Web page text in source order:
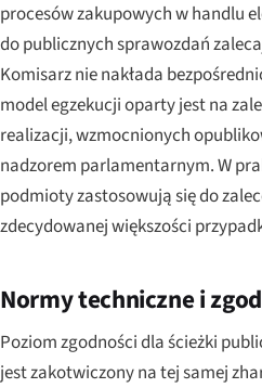
procesów zakupowych w handlu
do publicznych sprawozdań
Komisarz nie nakłada
model egzekucji oparty jest na
realizacji, wzmocnionych
nadzorem parlamentarnym. W
podmioty zastosowują się do
zdecydowanej większości
Normy techniczne i
Poziom zgodności dla ścieżki
jest zakotwiczony na tej samej